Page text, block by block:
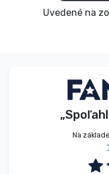
Uvedené na
Na